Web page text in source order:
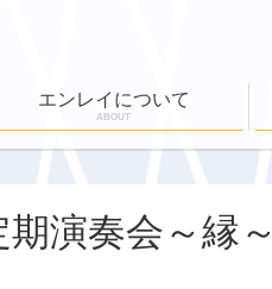
エンレイについて
ABOUT
演奏会～縁～